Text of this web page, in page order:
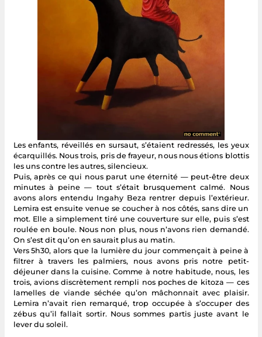
Les enfants, réveillés en sursaut, s’étaient redressés, les yeux
écarquillés. Nous trois, pris de frayeur, nous nous étions blottis
les uns contre les autres, silencieux.
Puis, après ce qui nous parut une éternité — peut-être deux
minutes à peine — tout s’était brusquement calmé. Nous
avons alors entendu Ingahy Beza rentrer depuis l’extérieur.
Lemira est ensuite venue se coucher à nos côtés, sans dire un
mot. Elle a simplement tiré une couverture sur elle, puis s’est
roulée en boule. Nous non plus, nous n’avons rien demandé.
On s’est dit qu’on en saurait plus au matin.
Vers 5h30, alors que la lumière du jour commençait à peine à
filtrer à travers les palmiers, nous avons pris notre petit-
déjeuner dans la cuisine. Comme à notre habitude, nous, les
trois, avions discrètement rempli nos poches de kitoza — ces
lamelles de viande séchée qu’on mâchonnait avec plaisir.
Lemira n’avait rien remarqué, trop occupée à s’occuper des
zébus qu’il fallait sortir. Nous sommes partis juste avant le
lever du soleil.